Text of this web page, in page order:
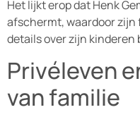
Het lijkt erop dat Henk
afschermt, waardoor
details over zijn kinderen
Privéleven
van familie